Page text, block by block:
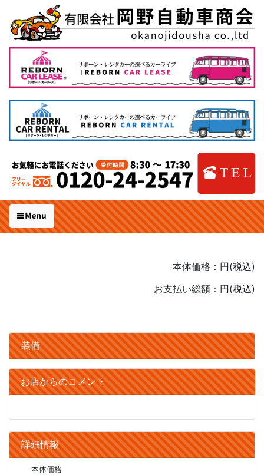
本体価格： 円(税込)
お支払い総額： 円(税込)
装備
お店からのコメント
詳細情報
本体価格